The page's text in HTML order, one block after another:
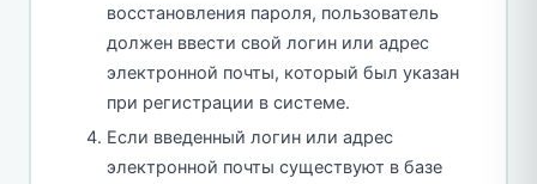
восстановления пароля, пользователь
должен ввести свой логин или адрес
электронной почты, который был указан
при регистрации в системе.
Если введенный логин или адрес
электронной почты существуют в базе